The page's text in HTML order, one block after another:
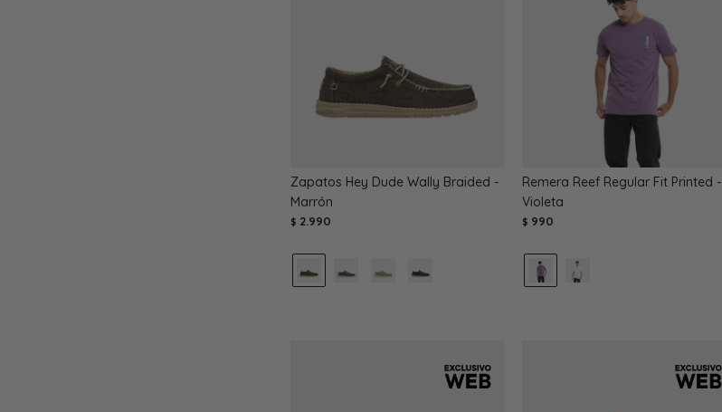
Zapatos Hey Dude Wally Braided -
Marrón
$ 2.990
Remera Reef Regular Fit Printed -
Violeta
$ 990